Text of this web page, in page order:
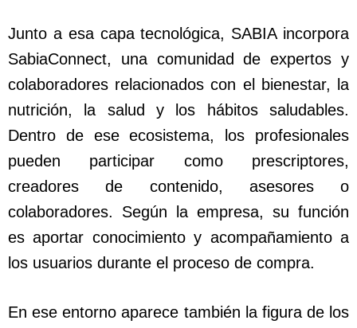
Junto a esa capa tecnológica, SABIA incorpora
SabiaConnect, una comunidad de expertos y
colaboradores relacionados con el bienestar, la
nutrición, la salud y los hábitos saludables.
Dentro de ese ecosistema, los profesionales
pueden participar como prescriptores,
creadores de contenido, asesores o
colaboradores. Según la empresa, su función
es aportar conocimiento y acompañamiento a
los usuarios durante el proceso de compra.
En ese entorno aparece también la figura de los